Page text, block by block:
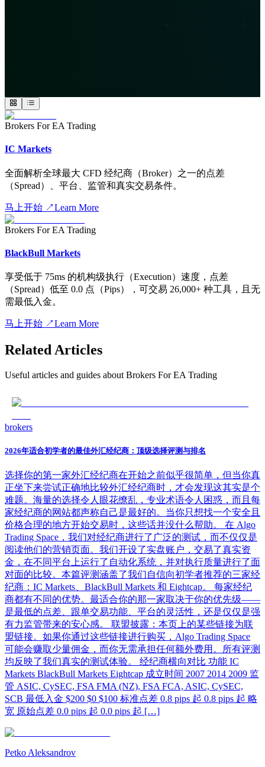
Brokers For EA Trading
IC Markets
全面解析全球最大 CFD 经纪商（Broker）之一的点差
（Spread）、平台、监管和真实交易条件。
马上开始 ↗Learn More
Brokers For EA Trading
BlackBull Markets
享受低于 75ms 的机构级执行（Execution）速度，点差
（Spread）低至 0.0 点（Pips），可交易 26,000+ 种工具，且无
需最低入金。
马上开始 ↗Learn More
Related Articles
Useful articles and guides about Brokers For EA Trading
brokers
2026年适合初学者的最佳外汇经纪商：顶级选择评测与排名
选择你的第一家外汇经纪商在开始之前似乎很简单，但当你真
正坐下来尝试正确地比较外汇经纪商时，才会发现这其实是个
难题。海量的选择令人眼花缭乱，专业术语令人困惑，而且每
家经纪商的网站都声称自己是最好的。当你只想找一个安全且
价格合理的地方开始交易时，这些话并没什么帮助。 在 Algo
Trading Space，我们对经纪商进行了广泛的测试，而不仅仅是
阅读他们的营销页面。我们开设了实盘账户，交易了真实资
金，在不同平台上运行了自动化系统，并对执行质量进行了面
对面的比较。本篇评测涵盖了我们自信向初学者推荐的三家经
纪商：IC Markets、BlackBull Markets 和 Eightcap。 每家经纪
商都有不同的优势。最适合你的那一家取决于你的优先级——
是最低的点差、跟单交易功能、平台的灵活性，还是仅仅是强
有力监管带来的安心感。 联盟披露：本页上的某些链接为联
盟链接。如果你通过这些链接进行购买，Algo Trading Space
可能会赚取少量佣金，而你无需承担任何额外费用。所有评测
均反映了我们真实的测试体验。 经纪商横向对比 功能 IC
Markets BlackBull Markets Eightcap 成立时间 2007 2014 2009 监
管 ASIC, CySEC, FSA FMA (NZ), FSA FCA, ASIC, CySEC,
SCB 最低入金 $200 $0 $100 标准点差 0.8 pips 起 0.8 pips 起 略
宽 原始点差 0.0 pips 起 0.0 pips 起 […]
Petko Aleksandrov